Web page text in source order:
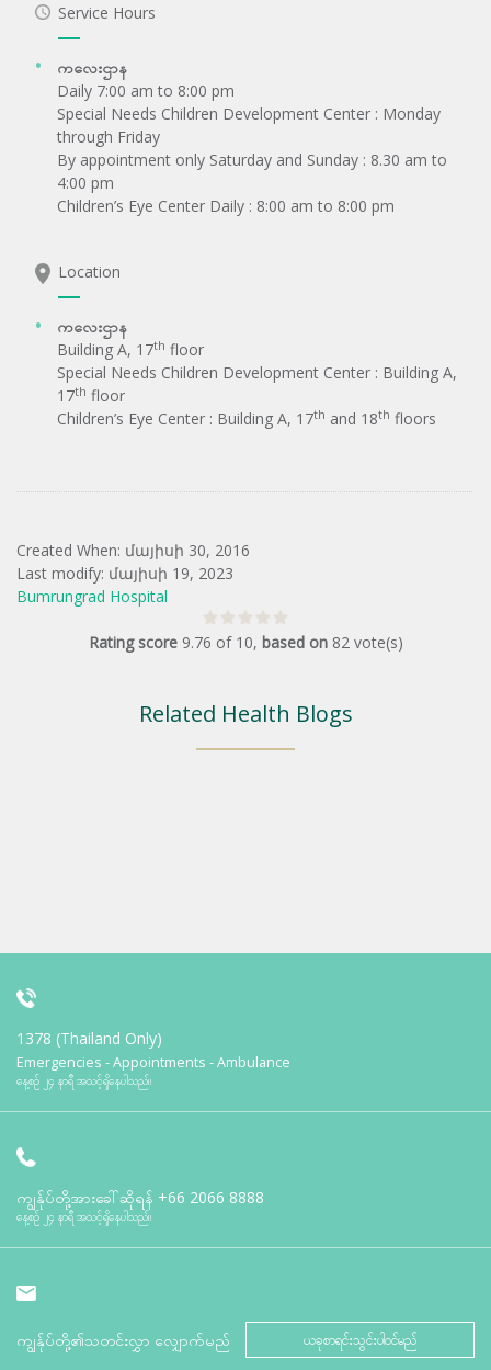
Service Hours
ကလေးဌာန
Daily 7:00 am to 8:00 pm
Special Needs Children Development Center : Monday
through Friday
By appointment only Saturday and Sunday : 8.30 am to
4:00 pm
Children’s Eye Center Daily : 8:00 am to 8:00 pm
Location
ကလေးဌာန
Building A, 17th floor
Special Needs Children Development Center : Building A,
17th floor
Children’s Eye Center : Building A, 17th and 18th floors
Created When: մայիսի 30, 2016
Last modify: մայիսի 19, 2023
Bumrungrad Hospital
Rating score 9.76 of 10, based on 82 vote(s)
Related Health Blogs
1378 (Thailand Only)
Emergencies - Appointments - Ambulance
နေ့စဉ် ၂၄ နာရီ အသင့်ရှိနေပါသည်။
ကျွန်ုပ်တို့အားခေါ်ဆိုရန် +66 2066 8888
နေ့စဉ် ၂၄ နာရီ အသင့်ရှိနေပါသည်။
ကျွန်ုပ်တို့၏သတင်းလွှာ လျှောက်မည် ယခုစာရင်းသွင်းပါဝင်မည်